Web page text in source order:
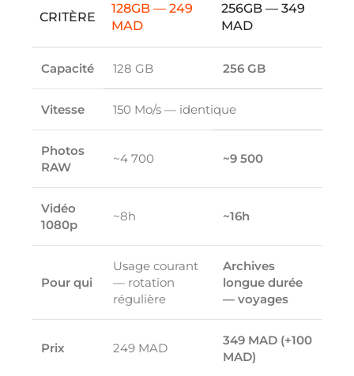
CRITÈRE
128GB — 249
MAD
256GB — 349
MAD
Capacité 128 GB 256 GB
Vitesse 150 Mo/s — identique
Photos
RAW
~4 700 ~9 500
Vidéo
1080p
~8h ~16h
Pour qui
Usage courant
— rotation
régulière
Archives
longue durée
— voyages
Prix 249 MAD
349 MAD (+100
MAD)